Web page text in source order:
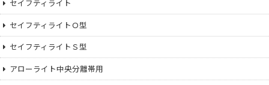
セイフティライト
セイフティライトＯ型
セイフティライトＳ型
アローライト中央分離帯用